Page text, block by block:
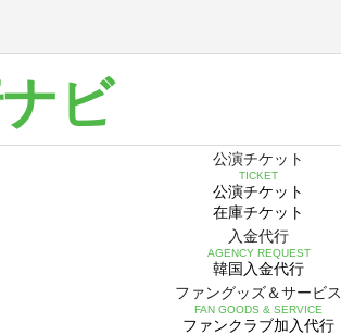
ビ
公演チケット
TICKET
公演チケット
在庫チケット
入金代行
AGENCY REQUEST
韓国入金代行
ファングッズ＆サービス
FAN GOODS & SERVICE
ファンクラブ加入代行